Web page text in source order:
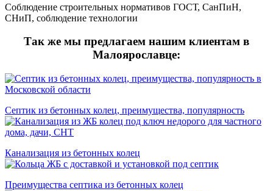
Соблюдение строительных нормативов ГОСТ, СанПиН,
СНиП, соблюдение технологии
Так же мы предлагаем нашим клиентам в
Малоярославце:
Септик из бетонных колец, преимущества, популярность
Канализация из бетонных колец
Преимущества септика из бетонных колец